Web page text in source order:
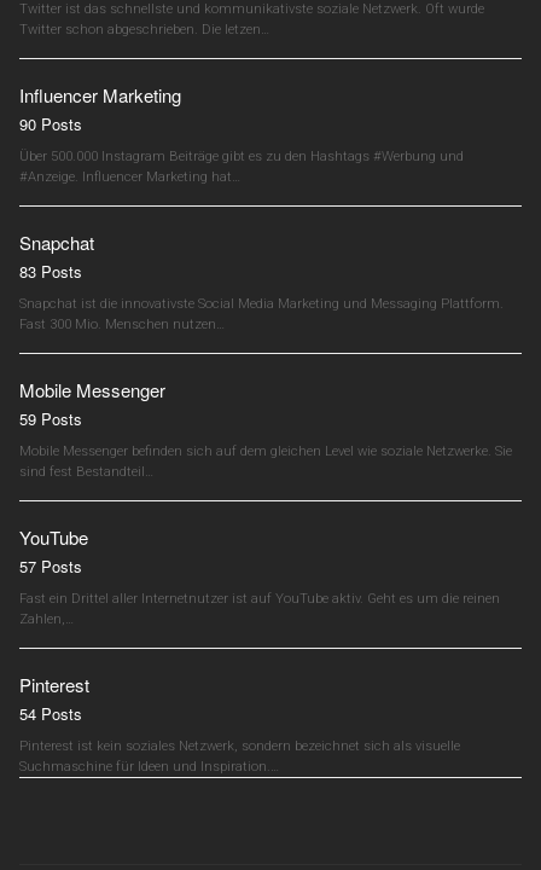
Twitter ist das schnellste und kommunikativste soziale Netzwerk. Oft wurde
Twitter schon abgeschrieben. Die letzen…
Influencer Marketing
90 Posts
Über 500.000 Instagram Beiträge gibt es zu den Hashtags #Werbung und
#Anzeige. Influencer Marketing hat…
Snapchat
83 Posts
Snapchat ist die innovativste Social Media Marketing und Messaging Plattform.
Fast 300 Mio. Menschen nutzen…
Mobile Messenger
59 Posts
Mobile Messenger befinden sich auf dem gleichen Level wie soziale Netzwerke. Sie
sind fest Bestandteil…
YouTube
57 Posts
Fast ein Drittel aller Internetnutzer ist auf YouTube aktiv. Geht es um die reinen
Zahlen,…
Pinterest
54 Posts
Pinterest ist kein soziales Netzwerk, sondern bezeichnet sich als visuelle
Suchmaschine für Ideen und Inspiration.…